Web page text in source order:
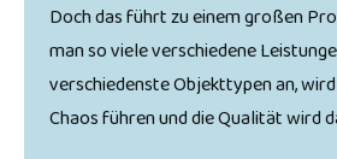
Doch das führt zu einem großen
man so viele verschiedene
verschiedenste Objekttypen an,
Chaos führen und die Qualität wird